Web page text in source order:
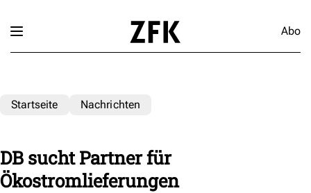
Abo
Startseite Nachrichten
DB sucht Partner für
Ökostromlieferungen